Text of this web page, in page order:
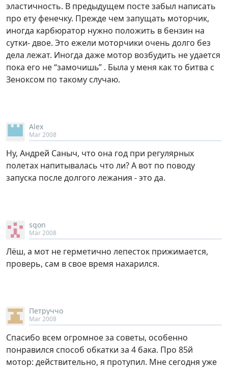
эластичность. В предыдущем посте забыл написать
про ету фенечку. Прежде чем запущать моторчик,
иногда карбюратор нужно положить в бензин на
сутки- двое. Это ежели моторчики очень долго без
дела лежат. Иногда даже мотор возбудить не удается
пока его не “замочишь” . Была у меня как то битва с
Зеноксом по такому случаю.
Alex
Mar 2008
Ну, Андрей Саныч, что она год при регулярных
полетах напитывалась что ли? А вот по поводу
запуска после долгого лежания - это да.
sgon
Mar 2008
Лёш, а мот не герметично лепесток прижимается,
проверь, сам в свое время нахарился.
Петруччо
Mar 2008
Спасибо всем огромное за советы, особенно
понравился способ обкатки за 4 бака. Про 85й
мотор: действительно, я протупил. Мне сегодня уже